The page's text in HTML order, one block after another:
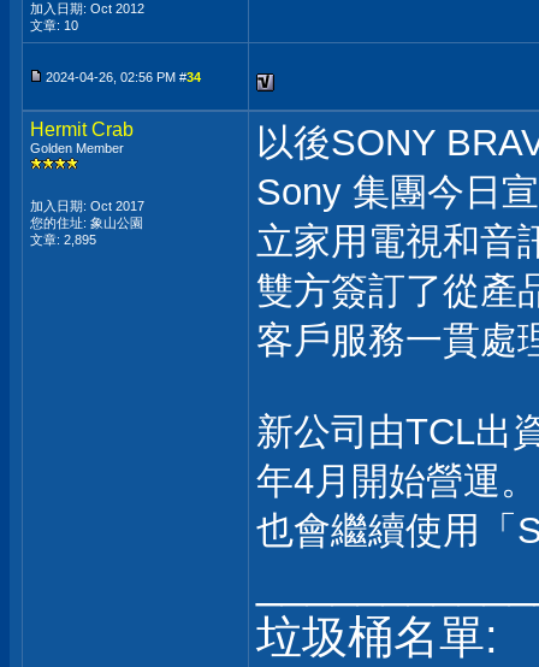
加入日期: Oct 2012
文章: 10
2024-04-26, 02:56 PM #34
Hermit Crab
Golden Member
加入日期: Oct 2017
您的住址: 象山公園
文章: 2,895
以後SONY
Sony 集團今日
立家用電視和音
雙方簽訂了從產
客戶服務一貫處
新公司由TCL出
年4月開始營運。
也會繼續使用「
垃圾桶名單: